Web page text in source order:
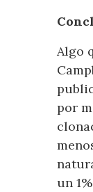
Algo
por
un